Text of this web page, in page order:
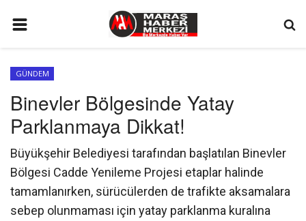
GÜNDEM
SİYASET
EKONOMİ
EĞİTİM
SPOR
İLETİŞİM
GÜNDEM
Binevler Bölgesinde Yatay
Parklanmaya Dikkat!
Büyükşehir Belediyesi tarafından başlatılan Binevler
Bölgesi Cadde Yenileme Projesi etaplar halinde
tamamlanırken, sürücülerden de trafikte aksamalara
sebep olunmaması için yatay parklanma kuralına